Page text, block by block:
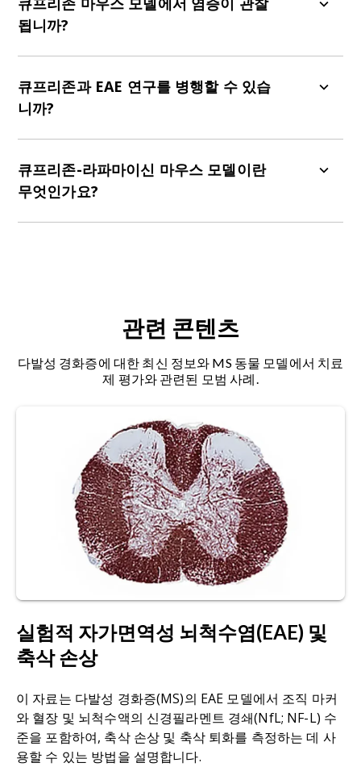
주요 장점은 다음과 같습니다.
MS 임상 시험에서 널리 사용되는 임상적 번역 측
동일한 동물에서 미엘린 무결성의 변화에 대한 종
단 평가
로사이트 전구세포(OPCs)의 이동과 성숙을 보여주
됩니까?
세포증과 아스트로아교세포증)의 훌륭한 모델입니
다. 다음은 일반적인 시간 경과입니다.
EAE 마우스 모델과는 달리, T 세포와 같은 중요한 말
초 염증 침윤을 보이지 않습니다.
큐프리존과 EAE 연구를 병행할 수 있습
니까?
의 다양한 측면을 모델링하기 때문에, 탈수초화, 재
수초화, 신경염증, 말초 염증, 축삭 손상 등에 대한
수 있습니다.
큐프리존-라파마이신 마우스 모델이란
무엇인가요?
라 달라집니다. 저희 MS 모델 과학자들이 이 마우스
관련 콘텐츠
다발성 경화증에 대한 최신 정보와 MS 동물 모델에서 치료
제 평가와 관련된 모범 사례.
실험적 자가면역성 뇌척수염(EAE) 및
축삭 손상
이 자료는 다발성 경화증(MS)의 EAE 모델에서 조직 마커
와 혈장 및 뇌척수액의 신경필라멘트 경쇄(NfL; NF-L) 수
준을 포함하여, 축삭 손상 및 축삭 퇴화를 측정하는 데 사
용할 수 있는 방법을 설명합니다.